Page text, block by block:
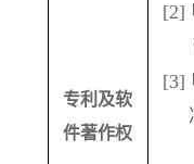
专利及软
件著作权
[2]
[3]